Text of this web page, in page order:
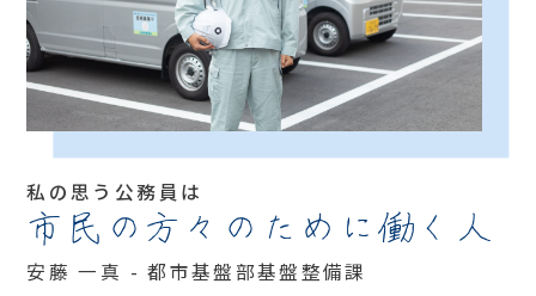
私の思う公務員は
市民の方々のために働く人
安藤 一真 - 都市基盤部基盤整備課